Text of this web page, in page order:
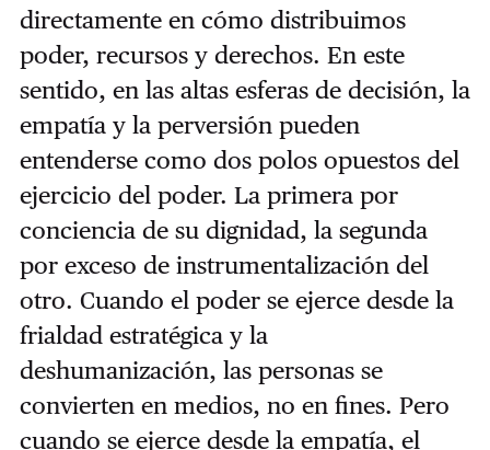
directamente en cómo distribuimos
poder, recursos y derechos. En este
sentido, en las altas esferas de decisión, la
empatía y la perversión pueden
entenderse como dos polos opuestos del
ejercicio del poder. La primera por
conciencia de su dignidad, la segunda
por exceso de instrumentalización del
otro. Cuando el poder se ejerce desde la
frialdad estratégica y la
deshumanización, las personas se
convierten en medios, no en fines. Pero
cuando se ejerce desde la empatía, el